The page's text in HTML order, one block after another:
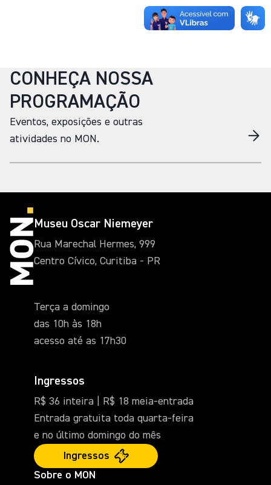
CONHEÇA NOSSA
PROGRAMAÇÃO
Eventos, exposições e outras
atividades no MON.
Museu Oscar Niemeyer
Rua Marechal Hermes, 999
Centro Cívico, Curitiba - PR
Terça a domingo
das 10h às 18h
acesso até as 17h30
Ingressos
R$ 36 inteira | R$ 18 meia-entrada
Entrada gratuita toda quarta-feira
e no último domingo do mês
Ingressos
Sobre o MON